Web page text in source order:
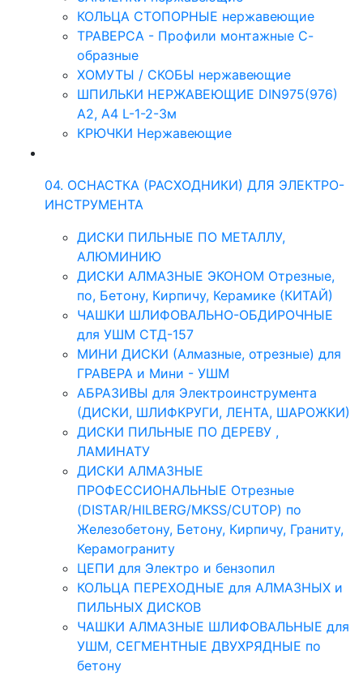
КОЛЬЦА СТОПОРНЫЕ нержавеющие
ТРАВЕРСА - Профили монтажные С-
образные
ХОМУТЫ / СКОБЫ нержавеющие
ШПИЛЬКИ НЕРЖАВЕЮЩИЕ DIN975(976)
A2, А4 L-1-2-3м
КРЮЧКИ Нержавеющие
04. ОСНАСТКА (РАСХОДНИКИ) ДЛЯ ЭЛЕКТРО-
ИНСТРУМЕНТА
ДИСКИ ПИЛЬНЫЕ ПО МЕТАЛЛУ,
АЛЮМИНИЮ
ДИСКИ АЛМАЗНЫЕ ЭКОНОМ Отрезные,
по, Бетону, Кирпичу, Керамике (КИТАЙ)
ЧАШКИ ШЛИФОВАЛЬНО-ОБДИРОЧНЫЕ
для УШМ СТД-157
МИНИ ДИСКИ (Алмазные, отрезные) для
ГРАВЕРА и Мини - УШМ
АБРАЗИВЫ для Электроинструмента
(ДИСКИ, ШЛИФКРУГИ, ЛЕНТА, ШАРОЖКИ)
ДИСКИ ПИЛЬНЫЕ ПО ДЕРЕВУ ,
ЛАМИНАТУ
ДИСКИ АЛМАЗНЫЕ
ПРОФЕССИОНАЛЬНЫЕ Отрезные
(DISTAR/HILBERG/MKSS/CUTOP) по
Железобетону, Бетону, Кирпичу, Граниту,
Керамограниту
ЦЕПИ для Электро и бензопил
КОЛЬЦА ПЕРЕХОДНЫЕ для АЛМАЗНЫХ и
ПИЛЬНЫХ ДИСКОВ
ЧАШКИ АЛМАЗНЫЕ ШЛИФОВАЛЬНЫЕ для
УШМ, СЕГМЕНТНЫЕ ДВУХРЯДНЫЕ по
бетону